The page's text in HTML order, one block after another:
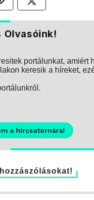
Olvasóink!
portálunkat, amiért
keresik a híreket,
a hírcsatornára!